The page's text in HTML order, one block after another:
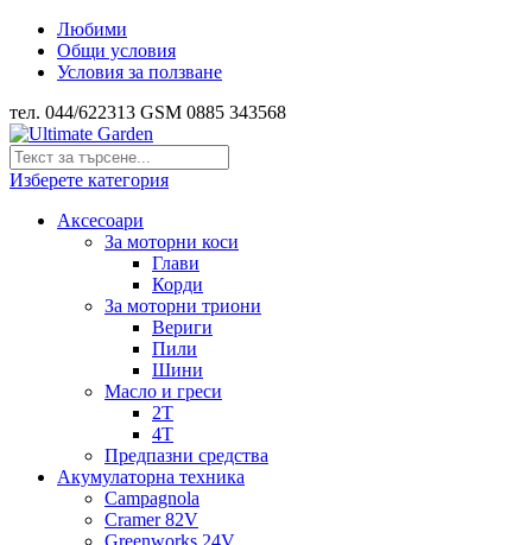
Любими
Общи условия
Условия за ползване
тел. 044/622313 GSM 0885 343568
Изберете категория
Аксесоари
За моторни коси
Глави
Корди
За моторни триони
Вериги
Пили
Шини
Масло и греси
2Т
4Т
Предпазни средства
Акумулаторна техника
Campagnola
Cramer 82V
Greenworks 24V